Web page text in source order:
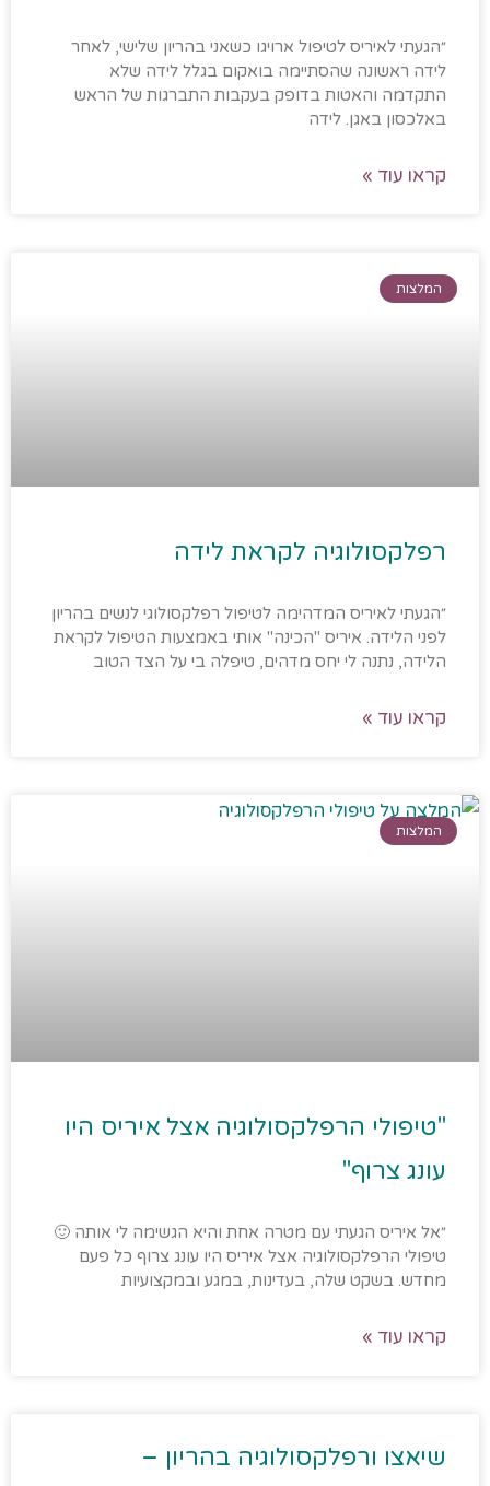
״הגעתי לאיריס לטיפול ארויגו כשאני בהריון שלישי, לאחר
לידה ראשונה שהסתיימה בואקום בגלל לידה שלא
התקדמה והאטות בדופק בעקבות התברגות של הראש
באלכסון באגן. לידה
קראו עוד »
המלצות
רפלקסולוגיה לקראת לידה
״הגעתי לאיריס המדהימה לטיפול רפלקסולוגי לנשים בהריון
לפני הלידה. איריס "הכינה" אותי באמצעות הטיפול לקראת
הלידה, נתנה לי יחס מדהים, טיפלה בי על הצד הטוב
קראו עוד »
המלצות
"טיפולי הרפלקסולוגיה אצל איריס היו
עונג צרוף"
״אל איריס הגעתי עם מטרה אחת והיא הגשימה לי אותה 🙂
טיפולי הרפלקסולוגיה אצל איריס היו עונג צרוף כל פעם
מחדש. בשקט שלה, בעדינות, במגע ובמקצועיות
קראו עוד »
שיאצו ורפלקסולוגיה בהריון –